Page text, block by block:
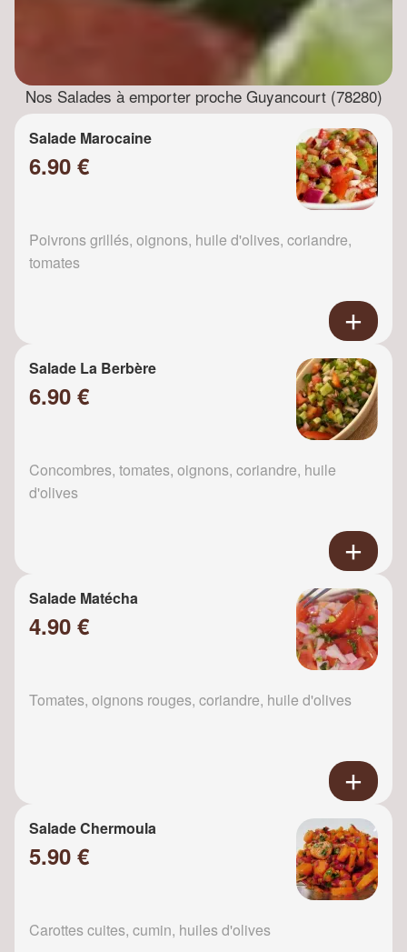
Nos Salades à emporter proche Guyancourt (78280)
Salade Marocaine
6.90 €
Poivrons grillés, oignons, huile d'olives, coriandre,
tomates
Salade La Berbère
6.90 €
Concombres, tomates, oignons, coriandre, huile
d'olives
Salade Matécha
4.90 €
Tomates, oignons rouges, coriandre, huile d'olives
Salade Chermoula
5.90 €
Carottes cuites, cumin, huiles d'olives